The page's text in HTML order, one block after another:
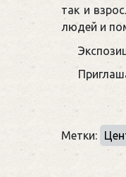
так и
людей и
Метки: